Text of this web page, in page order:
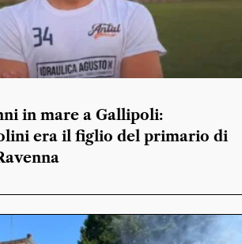
in mare a Gallipoli:
era il figlio del primario di